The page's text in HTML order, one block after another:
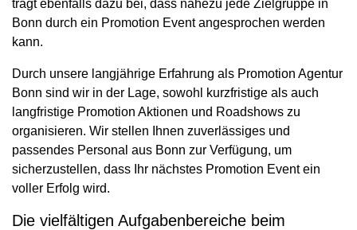
trägt ebenfalls dazu bei, dass nahezu jede Zielgruppe in
Bonn durch ein Promotion Event angesprochen werden
kann.
Durch unsere langjährige Erfahrung als Promotion Agentur
Bonn sind wir in der Lage, sowohl kurzfristige als auch
langfristige Promotion Aktionen und Roadshows zu
organisieren. Wir stellen Ihnen zuverlässiges und
passendes Personal aus Bonn zur Verfügung, um
sicherzustellen, dass Ihr nächstes Promotion Event ein
voller Erfolg wird.
Die vielfältigen Aufgabenbereiche beim